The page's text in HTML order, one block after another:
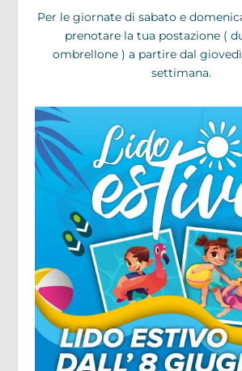
Per le giornate di sabato e
prenotare la tua postazione (
ombrellone ) a partire dal
settimana.